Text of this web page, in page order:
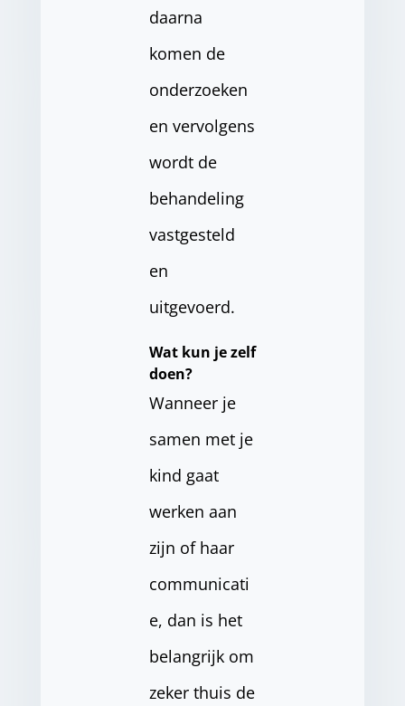
daarna
komen de
onderzoeken
en vervolgens
wordt de
behandeling
vastgesteld
en
uitgevoerd.
Wat kun je zelf
doen?
Wanneer je
samen met je
kind gaat
werken aan
zijn of haar
communicati
e, dan is het
belangrijk om
zeker thuis de